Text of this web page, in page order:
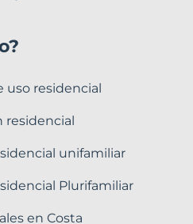
uso residencial
residencial
unifamiliar
Plurifamiliar
en Costa